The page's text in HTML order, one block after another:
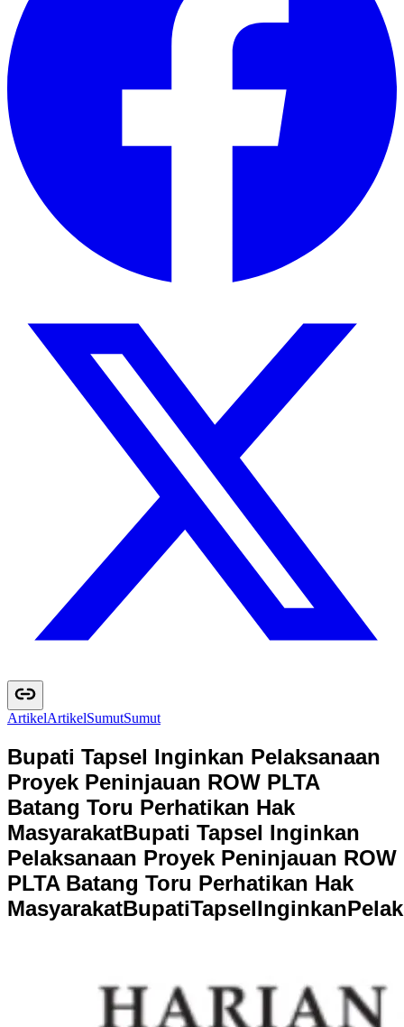
ArtikelArtikelSumutSumut
Bupati Tapsel Inginkan Pelaksanaan
Proyek Peninjauan ROW PLTA
Batang Toru Perhatikan Hak
MasyarakatBupati Tapsel Inginkan
Pelaksanaan Proyek Peninjauan ROW
PLTA Batang Toru Perhatikan Hak
MasyarakatBupatiTapselInginkanPelak